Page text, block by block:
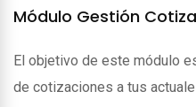
Módulo Gestión
El objetivo de este módulo
de cotizaciones a tus